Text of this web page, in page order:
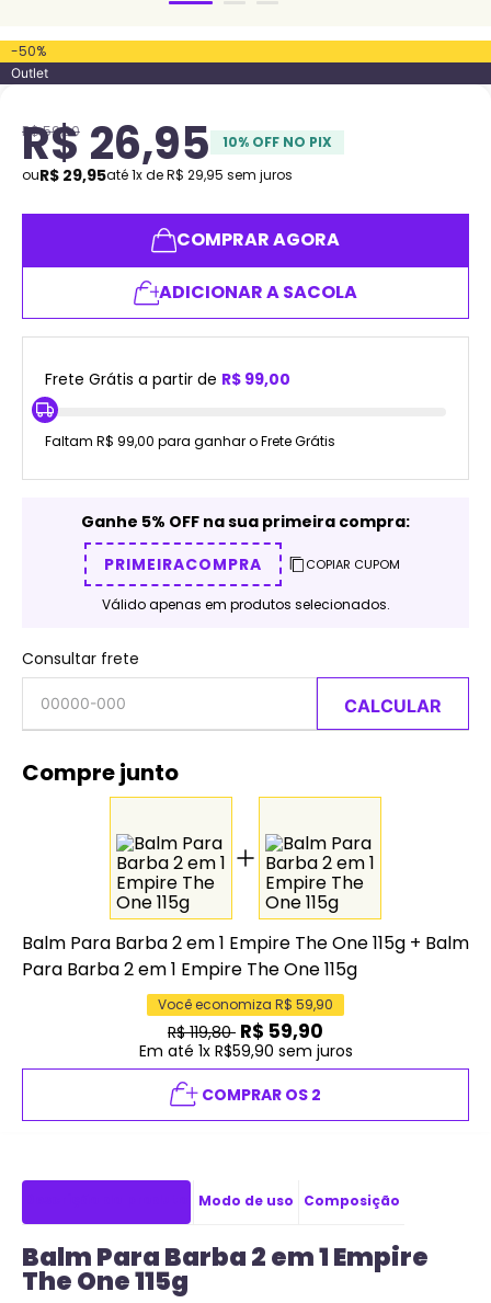
-50%
Outlet
R$59,90
R$26,95 10% OFF NO PIX
ouR$ 29,95até1x deR$ 29,95 sem juros
COMPRAR AGORA
ADICIONAR A SACOLA
Frete Grátis a partir de R$ 99,00
Faltam R$ 99,00 para ganhar o Frete Grátis
Ganhe 5% OFF na sua primeira compra:
PRIMEIRACOMPRA
COPIAR CUPOM
Válido apenas em produtos selecionados.
Consultar frete
CALCULAR
Compre junto
Balm Para Barba 2 em 1 Empire The One 115g + Balm
Para Barba 2 em 1 Empire The One 115g
Você economiza R$ 59,90
R$119,80 R$ 59,90
Em até 1x R$59,90 sem juros
COMPRAR OS 2
Modo de uso Composição
Balm Para Barba 2 em 1 Empire
The One 115g